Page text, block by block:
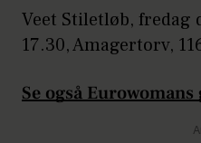
Veet Stiletløb, fredag
17.30, Amagertorv,
Se også